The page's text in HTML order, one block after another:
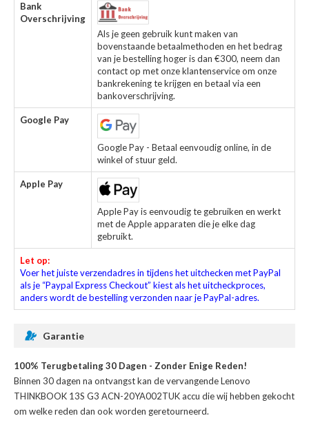
Bank
Overschrijving
Als je geen gebruik kunt maken van
bovenstaande betaalmethoden en het bedrag
van je bestelling hoger is dan €300, neem dan
contact op met onze klantenservice om onze
bankrekening te krijgen en betaal via een
bankoverschrijving.
Google Pay
Google Pay - Betaal eenvoudig online, in de
winkel of stuur geld.
Apple Pay
Apple Pay is eenvoudig te gebruiken en werkt
met de Apple apparaten die je elke dag
gebruikt.
Let op:
Voer het juiste verzendadres in tijdens het uitchecken met PayPal
als je “Paypal Express Checkout” kiest als het uitcheckproces,
anders wordt de bestelling verzonden naar je PayPal-adres.
Garantie
100% Terugbetaling 30 Dagen - Zonder Enige Reden!
Binnen 30 dagen na ontvangst kan devervangende Lenovo
THINKBOOK 13S G3 ACN-20YA002TUK accu die wij hebben gekocht
om welke reden dan ook worden geretourneerd.